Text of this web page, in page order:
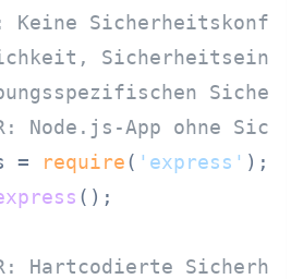
Keine
Node.js-App ohne
= require( 'express'
();
Hartcodierte